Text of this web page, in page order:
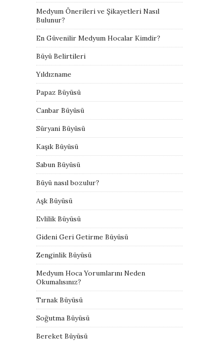
Medyum Önerileri ve Şikayetleri Nasıl
Bulunur?
En Güvenilir Medyum Hocalar Kimdir?
Büyü Belirtileri
Yıldızname
Papaz Büyüsü
Canbar Büyüsü
Süryani Büyüsü
Kaşık Büyüsü
Sabun Büyüsü
Büyü nasıl bozulur?
Aşk Büyüsü
Evlilik Büyüsü
Gideni Geri Getirme Büyüsü
Zenginlik Büyüsü
Medyum Hoca Yorumlarını Neden
Okumalısınız?
Tırnak Büyüsü
Soğutma Büyüsü
Bereket Büyüsü